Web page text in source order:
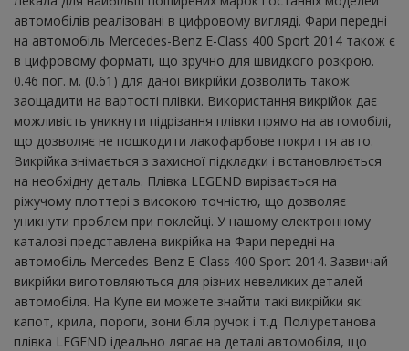
автомобілів реалізовані в цифровому вигляді. Фари передні
на автомобіль Mercedes-Benz E-Class 400 Sport 2014 також є
в цифровому форматі, що зручно для швидкого розкрою.
0.46 пог. м. (0.61) для даної викрійки дозволить також
заощадити на вартості плівки. Використання викрійок дає
можливість уникнути підрізання плівки прямо на автомобілі,
що дозволяє не пошкодити лакофарбове покриття авто.
Викрійка знімається з захисної підкладки і встановлюється
на необхідну деталь. Плівка LEGEND вирізається на
ріжучому плоттері з високою точністю, що дозволяє
уникнути проблем при поклейці. У нашому електронному
каталозі представлена ​​викрійка на Фари передні на
автомобіль Mercedes-Benz E-Class 400 Sport 2014. Зазвичай
викрійки виготовляються для різних невеликих деталей
автомобіля. На Купе ви можете знайти такі викрійки як:
капот, крила, пороги, зони біля ручок і т.д. Поліуретанова
плівка LEGEND ідеально лягає на деталі автомобіля, що